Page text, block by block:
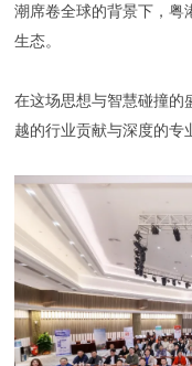
潮席卷全球的背景下，粤
生态。
在这场思想与智慧碰撞的
越的行业贡献与深度的专